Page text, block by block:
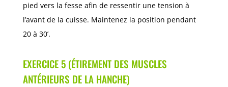
pied vers la fesse afin de ressentir une tension à
l’avant de la cuisse. Maintenez la position pendant
20 à 30’.
EXERCICE 5 (ÉTIREMENT DES MUSCLES
ANTÉRIEURS DE LA HANCHE)